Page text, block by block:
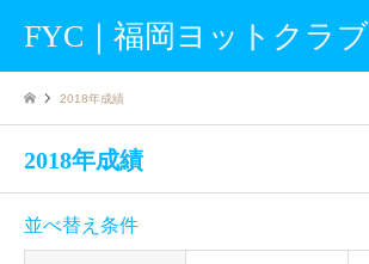
FYC｜福岡ヨットクラブ
2018年成績
2018年成績
並べ替え条件